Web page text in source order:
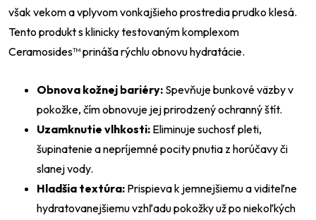
však vekom a vplyvom vonkajšieho prostredia prudko klesá.
Tento produkt s klinicky testovaným komplexom
Ceramosides™ prináša rýchlu obnovu hydratácie.
Obnova kožnej bariéry: Spevňuje bunkové väzby v
pokožke, čím obnovuje jej prirodzený ochranný štít.
Uzamknutie vlhkosti: Eliminuje suchosť pleti,
šupinatenie a nepríjemné pocity pnutia z horúčavy či
slanej vody.
Hladšia textúra: Prispieva k jemnejšiemu a viditeľne
hydratovanejšiemu vzhľadu pokožky už po niekoľkých